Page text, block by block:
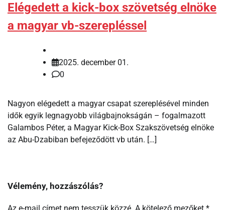
Elégedett a kick-box szövetség elnöke
a magyar vb-szerepléssel
2025. december 01.
0
Nagyon elégedett a magyar csapat szereplésével minden
idők egyik legnagyobb világbajnokságán – fogalmazott
Galambos Péter, a Magyar Kick-Box Szakszövetség elnöke
az Abu-Dzabiban befejeződött vb után. […]
Vélemény, hozzászólás?